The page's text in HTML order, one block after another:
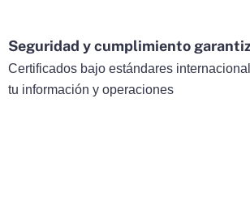
Seguridad y cumplimiento
Certificados bajo estándares
tu información y operaciones